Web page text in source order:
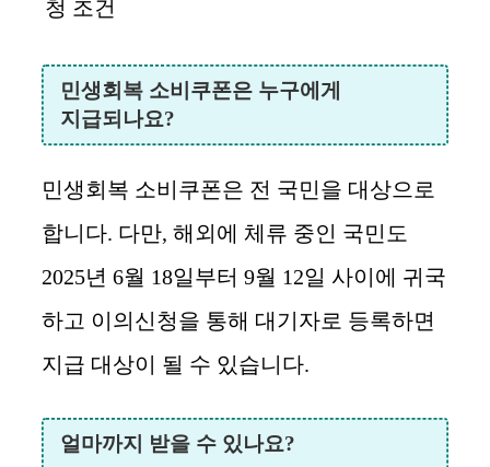
청 조건
민생회복 소비쿠폰은 누구에게
지급되나요?
민생회복 소비쿠폰은 전 국민을 대상으로
합니다. 다만, 해외에 체류 중인 국민도
2025년 6월 18일부터 9월 12일 사이에 귀국
하고 이의신청을 통해 대기자로 등록하면
지급 대상이 될 수 있습니다.
얼마까지 받을 수 있나요?